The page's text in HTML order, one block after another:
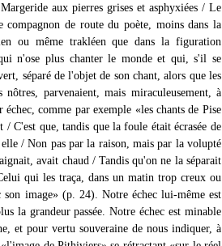
aux pierres grises et asphyxiées / Le
de route du poète, moins dans la
ou même trakléen que dans la figuration
n'ose plus chanter le monde et qui, s'il se
séparé de l'objet de son chant, alors que les
parvenaient, mais miraculeusement, à
comme par exemple «les chants de Pise
C'est que, tandis que la foule était écrasée de
/ Non pas par la raison, mais par la volupté
avait chaud / Tandis qu'on ne la séparait
qui les traça, dans un matin trop creux ou
image» (p. 24). Notre échec lui-même est
la grandeur passée. Notre échec est minable
et pour vertu souveraine de nous indiquer, à